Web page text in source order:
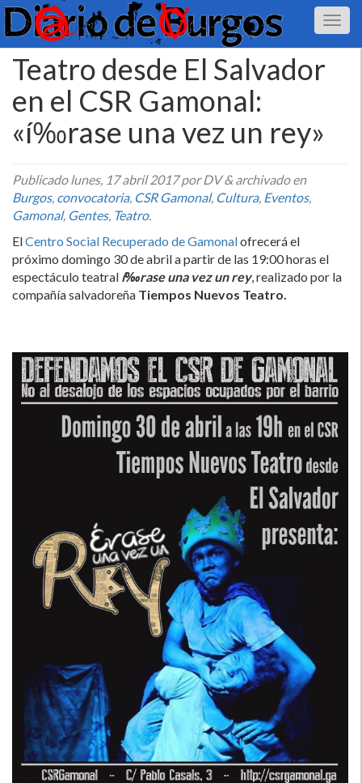
Teatro desde El Salvador
en el CSR Gamonal:
«í‰rase una vez un rey»
Publicadolunes, 17 abril 2017por DV&archivado en
Burgos, convocatoria, CSR Gamonal, Cultura, Eventos,
Gamonal, Gentes, Teatro.
ElCentro Social Recuperado de Gamonalofrecerá el
próximo domingo 30 de abril a partir de las 19:00 horas el
espectáculo teatral í‰rase una vez un rey, realizado por la
compañí­a salvadoreña Tiempos Nuevos Teatro.